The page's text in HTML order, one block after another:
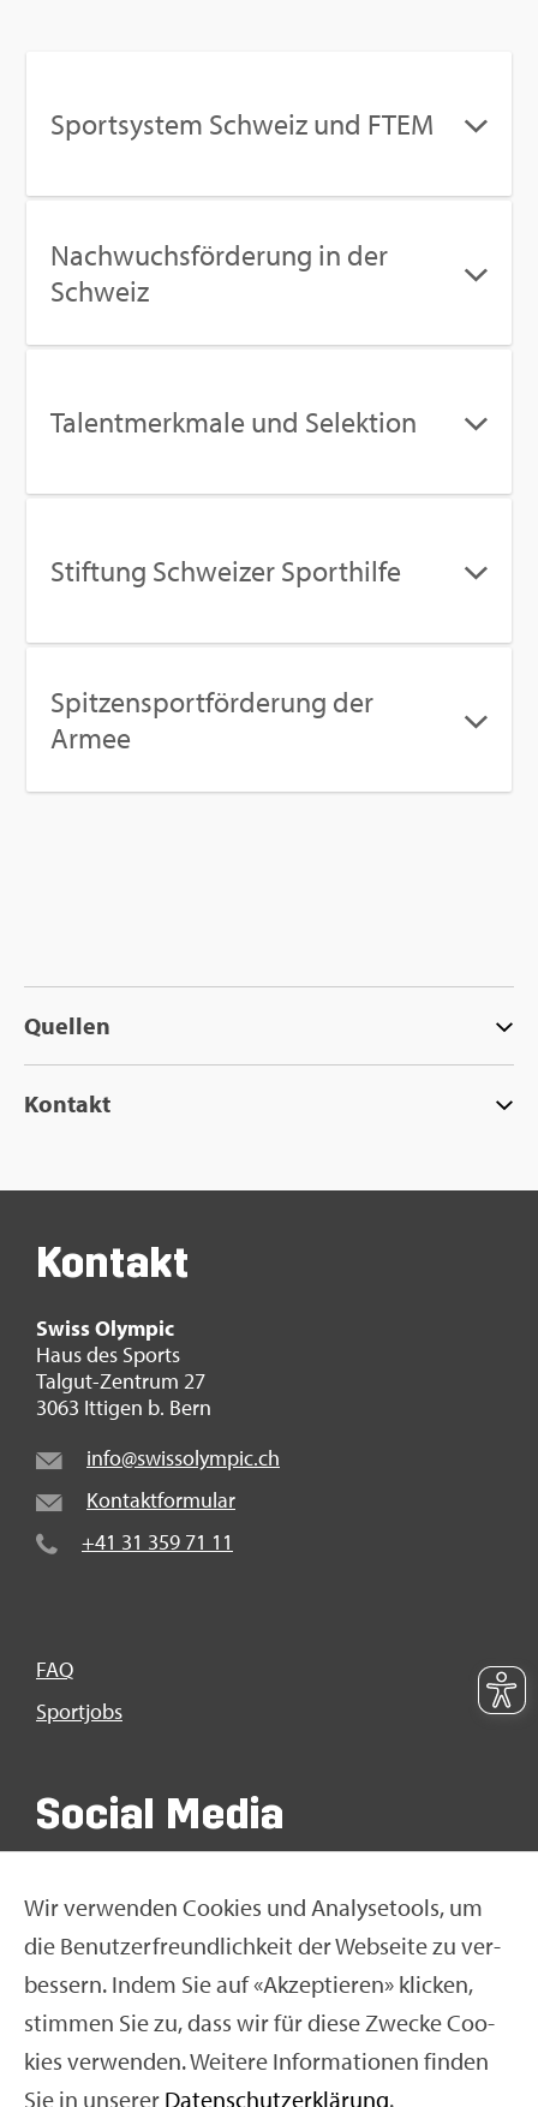
Quel­len
Kon­takt
Sport­sys­tem Schweiz und FTEM
Nach­wuchs­för­de­rung in der
Schweiz
Ta­lent­merk­ma­le und Se­lek­ti­on
Stif­tung Schwei­zer Sport­hil­fe
Spit­zen­sport­för­de­rung der
Armee
Wir ver­wen­den Coo­kies und Ana­ly­se­tools, um
die Be­nut­zer­freund­lich­keit der Web­sei­te zu ver­
bes­sern. Indem Sie auf «Ak­zep­tie­ren» kli­cken,
stim­men Sie zu, dass wir für diese Zwe­cke Coo­
kies ver­wen­den. Wei­te­re In­for­ma­tio­nen fin­den
Sie in un­se­rer Da­ten­schut­z­er­klä­rung.
Kon­takt
Swiss Olym­pic
Haus des Sports
Tal­gut-Zen­trum 27
3063 It­ti­gen b. Bern
info@​swi​ssol​ympi​c.​ch
Kon­takt­for­mu­lar
+41 31 359 71 11
FAQ
Sport­jobs
So­ci­al Media